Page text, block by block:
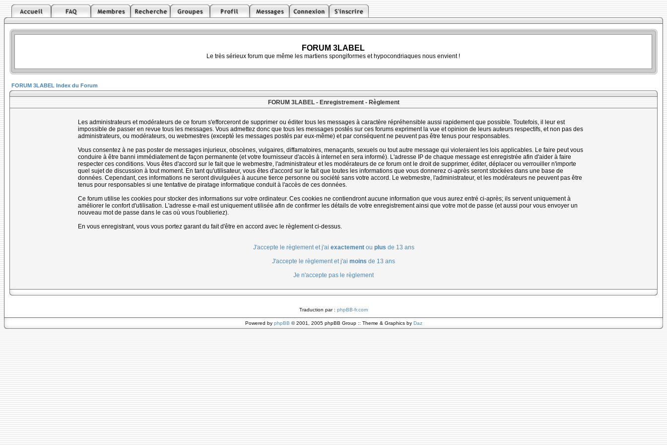
FORUM 3LABEL
Le très sérieux forum que même les martiens spongiformes et hypocondriaques nous envient !
FORUM 3LABEL Index du Forum
FORUM 3LABEL - Enregistrement - Règlement
Les administrateurs et modérateurs de ce forum s'efforceront de supprimer ou éditer tous les messages à caractère répréhensible aussi rapidement que possible. Toutefois, il leur est
impossible de passer en revue tous les messages. Vous admettez donc que tous les messages postés sur ces forums expriment la vue et opinion de leurs auteurs respectifs, et non pas des
administrateurs, ou modérateurs, ou webmestres (excepté les messages postés par eux-même) et par conséquent ne peuvent pas être tenus pour responsables.
Vous consentez à ne pas poster de messages injurieux, obscènes, vulgaires, diffamatoires, menaçants, sexuels ou tout autre message qui violeraient les lois applicables. Le faire peut vous
conduire à être banni immédiatement de façon permanente (et votre fournisseur d'accès à internet en sera informé). L'adresse IP de chaque message est enregistrée afin d'aider à faire
respecter ces conditions. Vous êtes d'accord sur le fait que le webmestre, l'administrateur et les modérateurs de ce forum ont le droit de supprimer, éditer, déplacer ou verrouiller n'importe
quel sujet de discussion à tout moment. En tant qu'utilisateur, vous êtes d'accord sur le fait que toutes les informations que vous donnerez ci-après seront stockées dans une base de
données. Cependant, ces informations ne seront divulguées à aucune tierce personne ou société sans votre accord. Le webmestre, l'administrateur, et les modérateurs ne peuvent pas être
tenus pour responsables si une tentative de piratage informatique conduit à l'accès de ces données.
Ce forum utilise les cookies pour stocker des informations sur votre ordinateur. Ces cookies ne contiendront aucune information que vous aurez entré ci-après; ils servent uniquement à
améliorer le confort d'utilisation. L'adresse e-mail est uniquement utilisée afin de confirmer les détails de votre enregistrement ainsi que votre mot de passe (et aussi pour vous envoyer un
nouveau mot de passe dans le cas où vous l'oublieriez).
En vous enregistrant, vous vous portez garant du fait d'être en accord avec le règlement ci-dessus.
J'accepte le règlement et j'ai exactementou plus de 13 ans
J'accepte le règlement et j'ai moins de 13 ans
Je n'accepte pas le règlement
Traduction par : phpBB-fr.com
Powered by phpBB © 2001, 2005 phpBB Group :: Theme & Graphics by Daz